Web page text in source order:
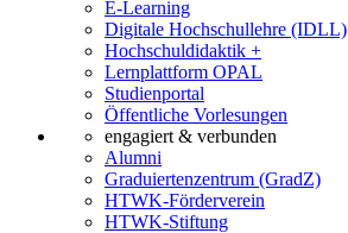
E-Learning
Digitale Hochschullehre (IDLL)
Hochschuldidaktik +
Lernplattform OPAL
Studienportal
Öffentliche Vorlesungen
engagiert & verbunden
Alumni
Graduiertenzentrum (GradZ)
HTWK-Förderverein
HTWK-Stiftung